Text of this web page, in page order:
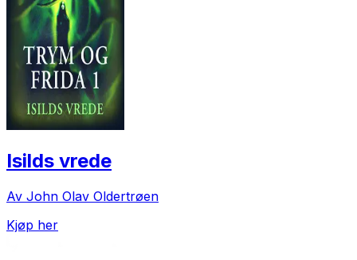
Isilds vrede
Av John Olav Oldertrøen
Kjøp her